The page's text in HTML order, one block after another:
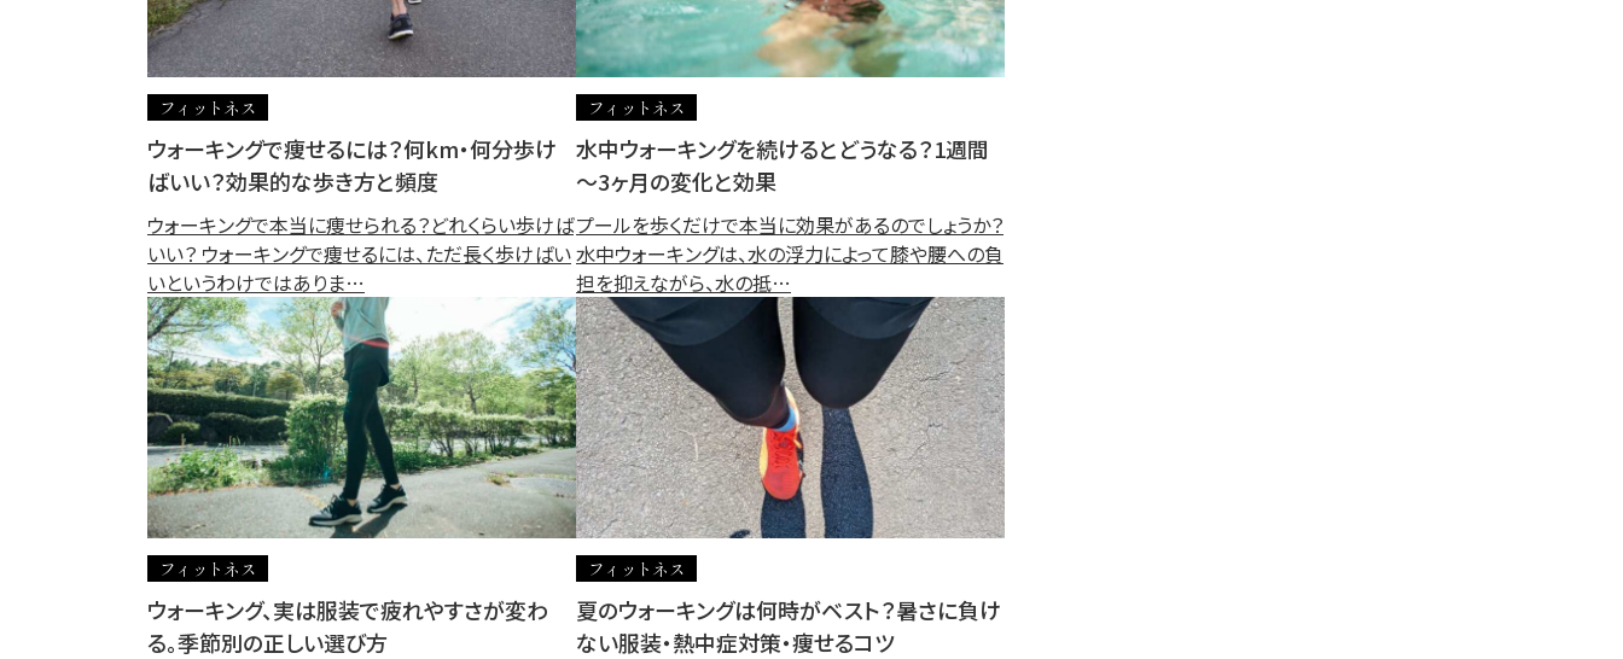
フィットネス
ウォーキングで痩せるには？何km・何分歩け
ばいい？効果的な歩き方と頻度
ウォーキングで本当に痩せられる？どれくらい歩けば
いい？ ウォーキングで痩せるには、ただ長く歩けばい
いというわけではありま…
フィットネス
水中ウォーキングを続けるとどうなる？1週間
～3ヶ月の変化と効果
プールを歩くだけで本当に効果があるのでしょうか？
水中ウォーキングは、水の浮力によって膝や腰への負
担を抑えながら、水の抵…
フィットネス
ウォーキング、実は服装で疲れやすさが変わ
る。季節別の正しい選び方
フィットネス
夏のウォーキングは何時がベスト？暑さに負け
ない服装・熱中症対策・痩せるコツ